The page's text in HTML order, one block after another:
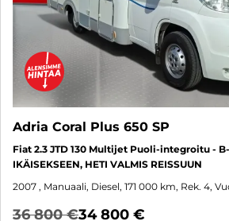
Adria Coral Plus 650 SP
Fiat 2.3 JTD 130 Multijet Puoli-integroitu -
IKÄISEKSEEN, HETI VALMIS REISSUUN
2007 , Manuaali, Diesel, 171 000 km, Rek. 4,
36 800 €34 800 €